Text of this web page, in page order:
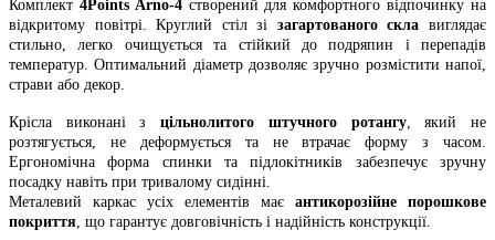
Комплект 4Points Arno-4створений для комфортного відпочинку на
відкритому повітрі. Круглий стіл зі загартованого скла виглядає
стильно, легко очищується та стійкий до подряпин і перепадів
температур. Оптимальний діаметр дозволяє зручно розмістити напої,
страви або декор.
Крісла виконані зцільнолитого штучного ротангу, який не
розтягується, не деформується та не втрачає форму з часом.
Ергономічна форма спинки та підлокітників забезпечує зручну
посадку навіть при тривалому сидінні.
Металевий каркас усіх елементів має антикорозійне порошкове
покриття , що гарантує довговічність і надійність конструкції.